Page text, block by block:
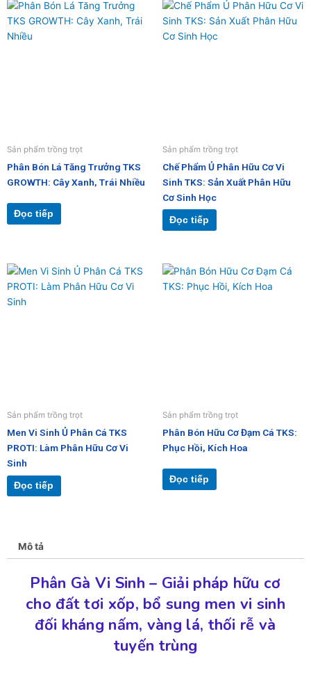
Sản phẩm trồng trọt
Phân Bón Lá Tăng Trưởng TKS
GROWTH: Cây Xanh, Trái Nhiều
Đọc tiếp
Sản phẩm trồng trọt
Chế Phẩm Ủ Phân Hữu Cơ Vi
Sinh TKS: Sản Xuất Phân Hữu
Cơ Sinh Học
Đọc tiếp
Sản phẩm trồng trọt
Men Vi Sinh Ủ Phân Cá TKS
PROTI: Làm Phân Hữu Cơ Vi
Sinh
Đọc tiếp
Sản phẩm trồng trọt
Phân Bón Hữu Cơ Đạm Cá TKS:
Phục Hồi, Kích Hoa
Đọc tiếp
Mô tả
Phân Gà Vi Sinh – Giải pháp hữu cơ
cho đất tơi xốp, bổ sung men vi sinh
đối kháng nấm, vàng lá, thối rễ và
tuyến trùng